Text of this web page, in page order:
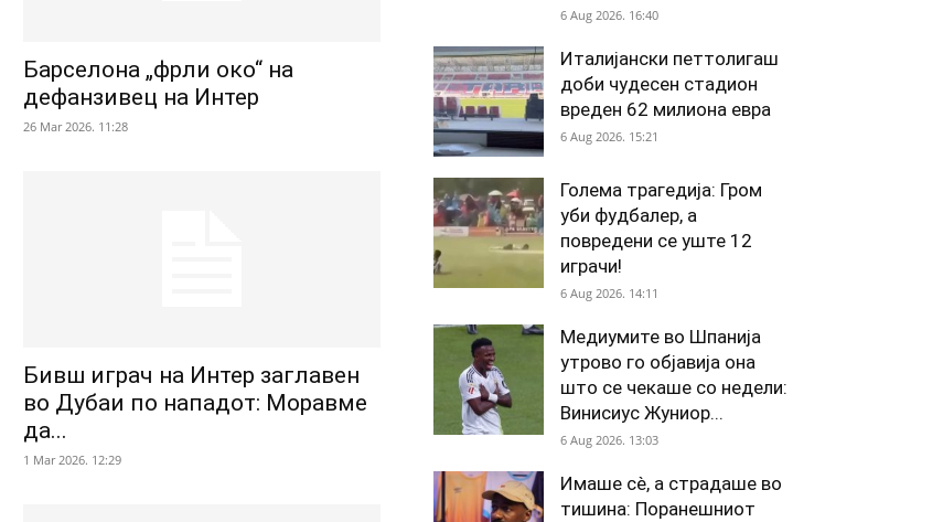
Барселона „фрли око“ на
дефанзивец на Интер
26 Mar 2026. 11:28
Бивш играч на Интер заглавен
во Дубаи по нападот: Моравме
да...
1 Mar 2026. 12:29
6 Aug 2026. 16:40
Италијански петтолигаш
доби чудесен стадион
вреден 62 милиона евра
6 Aug 2026. 15:21
Голема трагедија: Гром
уби фудбалер, а
повредени се уште 12
играчи!
6 Aug 2026. 14:11
Медиумите во Шпанија
утрово го објавија она
што се чекаше со недели:
Винисиус Жуниор...
6 Aug 2026. 13:03
Имаше сè, а страдаше во
тишина: Поранешниот